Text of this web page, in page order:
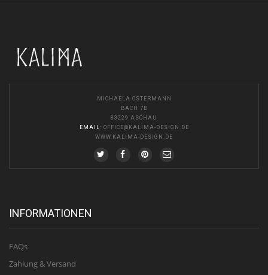
MICHAELA OSTERMANN
BACH 7B
83229 ASCHAU
EMAIL : OFFICE@KALIMA-DESIGN.DE
WWW.KALIMA-DESIGN.DE
INFORMATIONEN
FAQs
Zahlung & Versand